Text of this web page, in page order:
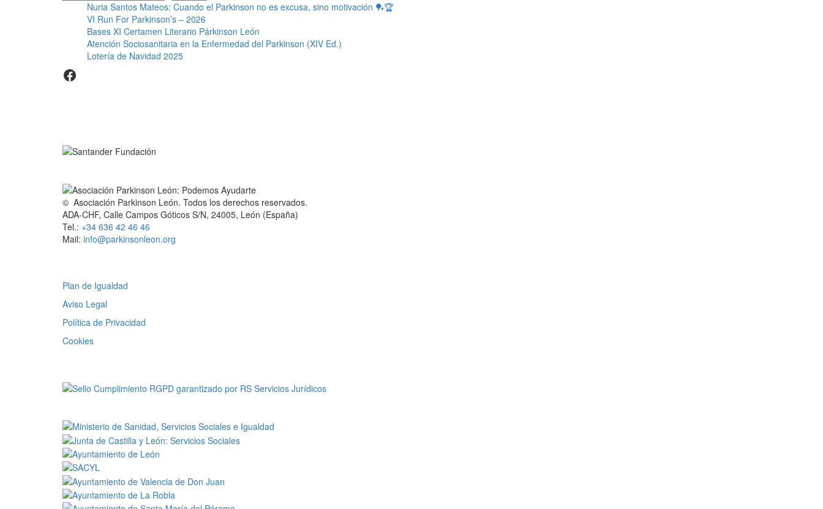
Nuria Santos Mateos: Cuando el Parkinson no es excusa, sino motivación 🏓🏆
VI Run For Parkinson’s – 2026
Bases XI Certamen Literario Párkinson León
Atención Sociosanitaria en la Enfermedad del Parkinson (XIV Ed.)
Lotería de Navidad 2025
Facebook
© Asociación Parkinson León. Todos los derechos reservados.
ADA-CHF, Calle Campos Góticos S/N, 24005, León (España)
Tel.: +34 636 42 46 46
Mail: info@parkinsonleon.org
Plan de Igualdad
Aviso Legal
Política de Privacidad
Cookies